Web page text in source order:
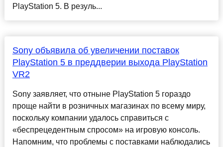
PlayStation 5. В резуль...
Sony объявила об увеличении поставок
PlayStation 5 в преддверии выхода PlayStation
VR2
Sony заявляет, что отныне PlayStation 5 гораздо
проще найти в розничных магазинах по всему миру,
поскольку компании удалось справиться с
«беспрецедентным спросом» на игровую консоль.
Напомним, что проблемы с поставками наблюдались